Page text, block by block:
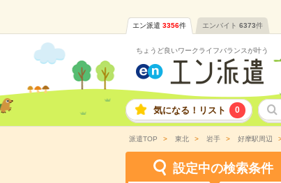
エン派遣 3356件 エンバイト 6373件
ちょうど良いワークライフバランスが叶う
気になる！リスト 0
派遣TOP 東北 岩手 好摩駅周辺
設定中の検索条件